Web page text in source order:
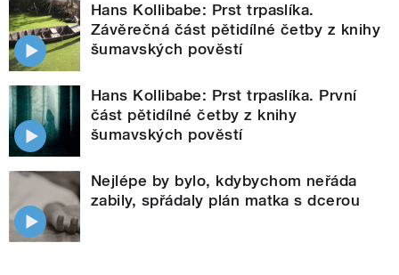
Hans Kollibabe: Prst trpaslíka.
Závěrečná část pětidílné četby z knihy
šumavských pověstí
Hans Kollibabe: Prst trpaslíka. První
část pětidílné četby z knihy
šumavských pověstí
Nejlépe by bylo, kdybychom neřáda
zabily, spřádaly plán matka s dcerou